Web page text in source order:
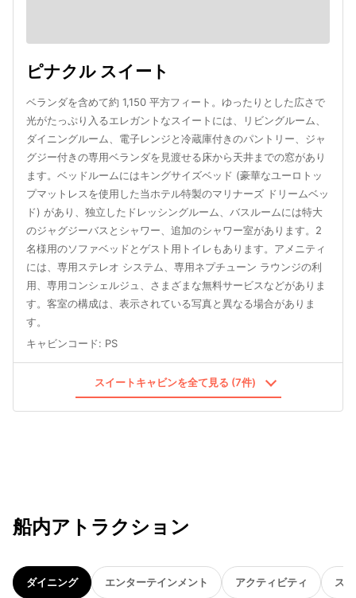
ピナクル スイート
ベランダを含めて約 1,150 平方フィート。ゆったりとした広さで
光がたっぷり入るエレガントなスイートには、リビングルーム、
ダイニングルーム、電子レンジと冷蔵庫付きのパントリー、ジャ
グジー付きの専用ベランダを見渡せる床から天井までの窓があり
ます。ベッドルームにはキングサイズベッド (豪華なユーロトッ
プマットレスを使用した当ホテル特製のマリナーズ ドリームベッ
ド) があり、独立したドレッシングルーム、バスルームには特大
のジャグジーバスとシャワー、追加のシャワー室があります。2
名様用のソファベッドとゲスト用トイレもあります。アメニティ
には、専用ステレオ システム、専用ネプチューン ラウンジの利
用、専用コンシェルジュ、さまざまな無料サービスなどがありま
す。客室の構成は、表示されている写真と異なる場合がありま
す。
キャビンコード: PS
スイートキャビンを全て見る (7件)
船内アトラクション
ダイニング エンターテインメント アクティビティ ス